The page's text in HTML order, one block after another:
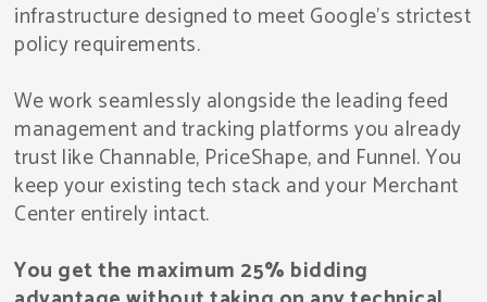
infrastructure designed to meet Google’s strictest
policy requirements.
We work seamlessly alongside the leading feed
management and tracking platforms you already
trust like Channable, PriceShape, and Funnel. You
keep your existing tech stack and your Merchant
Center entirely intact.
You get the maximum 25% bidding